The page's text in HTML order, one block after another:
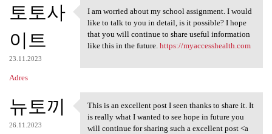
토토사
이트
23.11.2023
Adres
I am worried about my school
I am worried about my school assignment. I would
like to talk to you in detail, is it possible? I hope
that you will continue to share useful information
like this in the future. https://myaccesshealth.com
뉴토끼
26.11.2023
This is an excellent post I
This is an excellent post I seen thanks to share it. It
is really what I wanted to see hope in future you
will continue for sharing such a excellent post <a